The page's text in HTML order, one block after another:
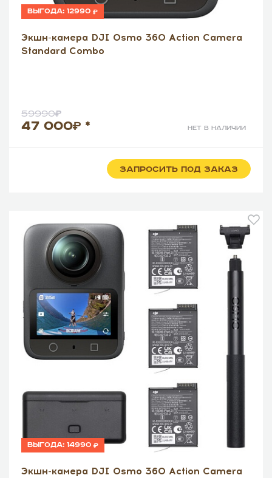
Выгода: 12990
Экшн-камера DJI Osmo 360 Action Camera
Standard Combo
47 000 *
59990
нет в наличии
ЗАПРОСИТЬ ПОД ЗАКАЗ
Выгода: 14990
Экшн-камера DJI Osmo 360 Action Camera